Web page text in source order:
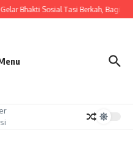
Bhakti Sosial Tasi Berkah,